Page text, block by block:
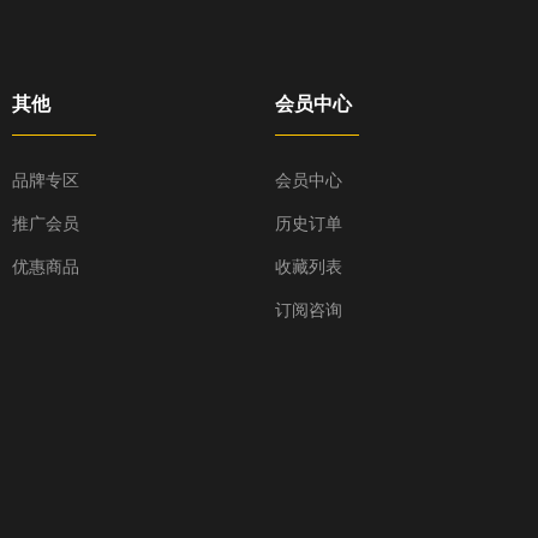
其他
品牌专区
推广会员
优惠商品
会员中心
会员中心
历史订单
收藏列表
订阅咨询